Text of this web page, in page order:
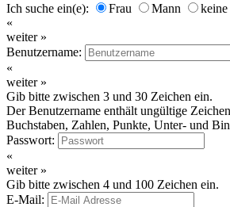
Ich suche ein(e):
Frau Mann
«
weiter »
Benutzername:
«
weiter »
Gib bitte zwischen 3 und 30 Zeichen ein.
Der Benutzername enthält ungültige
Buchstaben, Zahlen, Punkte, Unter- und
Passwort:
«
weiter »
Gib bitte zwischen 4 und 100 Zeichen ein.
E-Mail: